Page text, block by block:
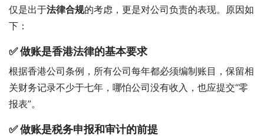
仅是出于法律合规的考虑，更是对公司负责的表现。原因如
下：
✅ 做账是香港法律的基本要求
根据香港公司条例，所有公司每年都必须编制账目，保留相
关财务记录不少于七年，哪怕公司没有收入，也应提交“零
报表”。
✅ 做账是税务申报和审计的前提